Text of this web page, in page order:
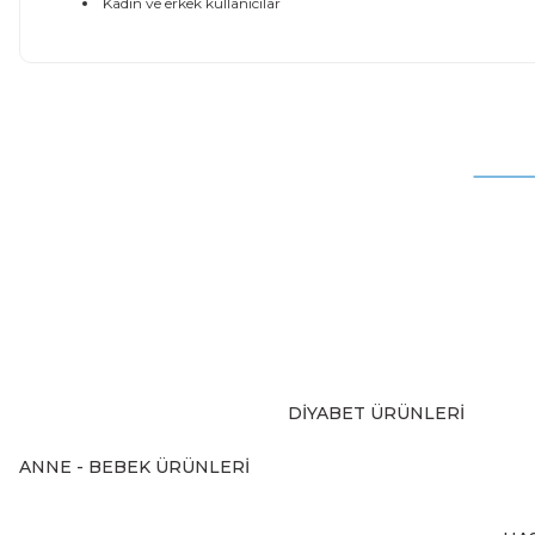
ANNE - BEBEK ÜRÜNLERİ
DİYABET ÜRÜNLERİ